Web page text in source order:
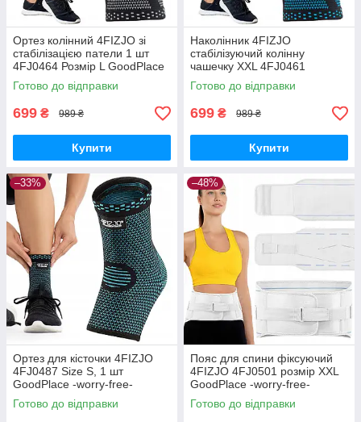
Ортез колінний 4FIZJO зі
стабілізацією патели 1 шт
4FJ0464 Розмір L GoodPlace
-worry-free-shopping-
Готово до відправки
699 ₴ 989 ₴
Купити
Наколінник 4FIZJO
стабілізуючий колінну
чашечку XXL 4FJ0461
GoodPlace -worry-free-
shopping-
Готово до відправки
699 ₴ 989 ₴
Купити
–33%
Ортез для кісточки 4FIZJO
4FJ0487 Size S, 1 шт
GoodPlace -worry-free-
shopping-
Готово до відправки
–48%
Пояс для спини фіксуючий
4FIZJO 4FJ0501 розмір XXL
GoodPlace -worry-free-
shopping-
Готово до відправки